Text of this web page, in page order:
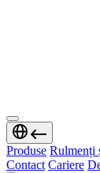
Produse Rulmenți
Contact Cariere